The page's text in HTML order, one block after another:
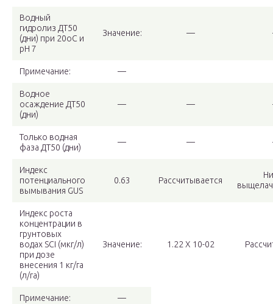
Водный
гидролиз ДТ50
(дни) при 20oC и
pH 7
Значение: —
Примечание: —
Водное
осаждение ДТ50
(дни)
— —
Только водная
фаза ДТ50 (дни)
— —
Индекс
потенциального
вымывания GUS
0.63 Рассчитывается
Индекс роста
концентрации в
грунтовых
водах SCI (мкг/л)
при дозе
внесения 1 кг/га
(л/га)
Значение: 1.22 X 10-02
Примечание: —